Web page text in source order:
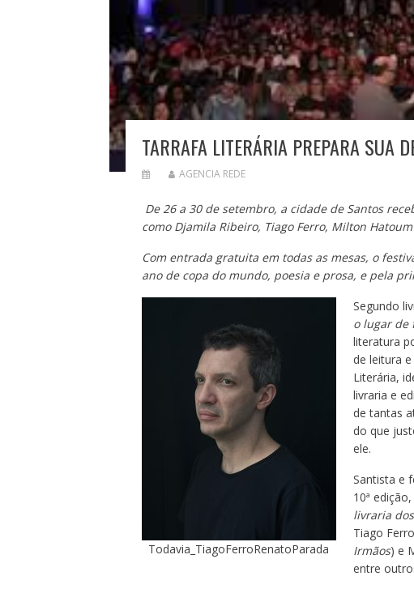
TARRAFA LITERÁRIA PREPARA SUA
AGENCIA REDE
De 26 a 30 de setembro, a cidade de Santos
como Djamila Ribeiro, Tiago Ferro, Milton
Com entrada gratuita em todas as mesas, o
ano de copa do mundo, poesia e prosa, e pela
Todavia_TiagoFerroRenatoParada
Segundo
o lugar de
literatura
de leitura
Literária,
livraria e
de tantas
do que
ele.
Santista e
10ª
livraria
Tiago
Irmãos) e
entre